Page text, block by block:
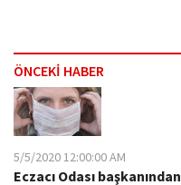
ÖNCEKİ HABER
5/5/2020 12:00:00 AM
Eczacı Odası başkanından